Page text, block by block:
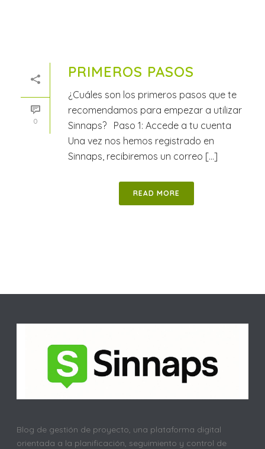
0
PRIMEROS PASOS
¿Cuáles son los primeros pasos que te
recomendamos para empezar a utilizar
Sinnaps? Paso 1: Accede a tu cuenta
Una vez nos hemos registrado en
Sinnaps, recibiremos un correo [...]
READ MORE
Blog de gestión de proyecto, una plataforma digital
orientada a la planificación, seguimiento y control de